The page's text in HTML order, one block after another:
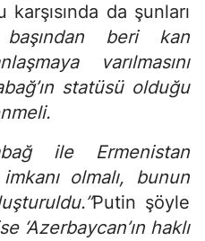
da şunları
başından beri kan
varılmasını
statüsü olduğu
ile Ermenistan
olmalı, bunun
Putin şöyle
‘Azerbaycan’ın haklı